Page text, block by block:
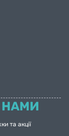
НАМИ
та акції